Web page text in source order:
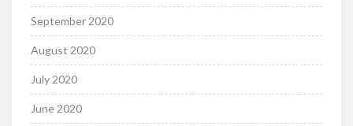
September 2020
August 2020
July 2020
June 2020